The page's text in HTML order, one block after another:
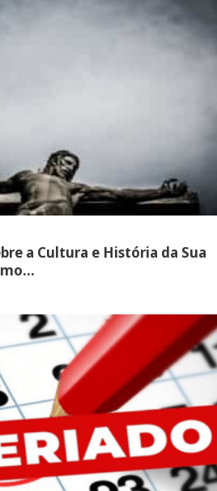
a Cultura e História da Sua